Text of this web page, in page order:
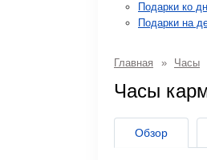
Подарки ко
Подарки на
Главная » Часы
Часы
Обзор